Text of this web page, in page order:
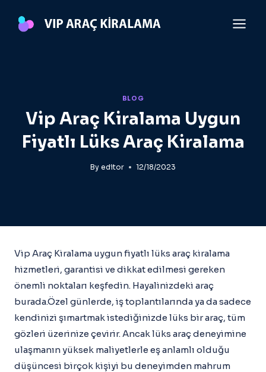
BLOG
Vip Araç Kiralama Uygun
Fiyatlı Lüks Araç Kiralama
By editor 12/18/2023
Vip Araç Kiralama uygun fiyatlı lüks araç kiralama
hizmetleri, garantisi ve dikkat edilmesi gereken
önemli noktaları keşfedin. Hayalinizdeki araç
burada.Özel günlerde, iş toplantılarında ya da sadece
kendinizi şımartmak istediğinizde lüks bir araç, tüm
gözleri üzerinize çevirir. Ancak lüks araç deneyimine
ulaşmanın yüksek maliyetlerle eş anlamlı olduğu
düşüncesi birçok kişiyi bu deneyimden mahrum